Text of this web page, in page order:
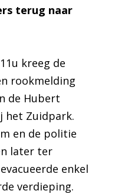
terug naar
kreeg de
rookmelding
de Hubert
het Zuidpark.
en de politie
later ter
enkel
verdieping.